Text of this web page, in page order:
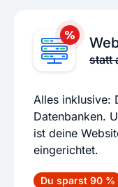
statt
Alles inklusive:
Datenbanken.
ist deine
eingerichtet.
Du sparst 90 %